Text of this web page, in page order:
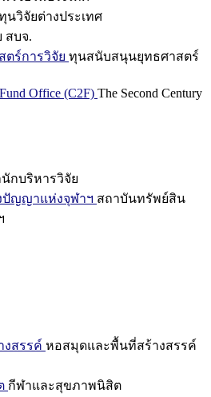
นวิจัยต่างประเทศ
สบจ.
ร์การวิจัย ทุนสนับสนุนยุทธศาสตร์
Office (C2F) The Second Century
กบริหารวิจัย
ปัญญาแห่งจุฬาฯ สถาบันทรัพย์สิน
สรรค์ หอสมุดและพื้นที่สร้างสรรค์
กีฬาและสุขภาพนิสิต